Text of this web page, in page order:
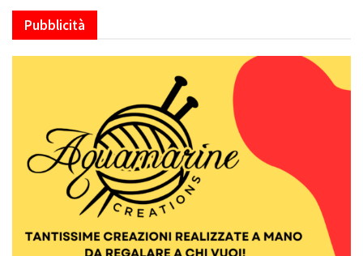
Pubblicità